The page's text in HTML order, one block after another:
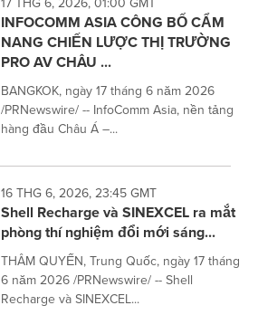
INFOCOMM ASIA CÔNG BỐ CẨM
NANG CHIẾN LƯỢC THỊ TRƯỜNG
PRO AV CHÂU ...
BANGKOK, ngày 17 tháng 6 năm 2026
/PRNewswire/ -- InfoComm Asia, nền tảng
hàng đầu Châu Á –...
16 THG 6, 2026, 23:45 GMT
Shell Recharge và SINEXCEL ra mắt
phòng thí nghiệm đổi mới sáng...
THÂM QUYẾN, Trung Quốc, ngày 17 tháng
6 năm 2026 /PRNewswire/ -- Shell
Recharge và SINEXCEL...